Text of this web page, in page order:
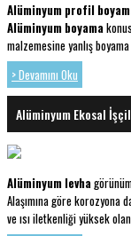
Alüminyum profil
Alüminyum boyama
malzemesine yanlış
> Devamını Oku
Alüminyum Ekosal
Alüminyum levha
Alaşımına göre korozyona
ve ısı iletkenliği yüksek